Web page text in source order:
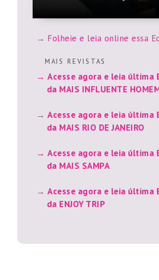
Folheie e leia online essa
M A I S R E V I S T A S
Acesse agora e leia última
da MAIS INFLUENTE
Acesse agora e leia última
da MAIS RIO DE JANEIRO
Acesse agora e leia última
da MAIS SAMPA
Acesse agora e leia última
da ENJOY TRIP